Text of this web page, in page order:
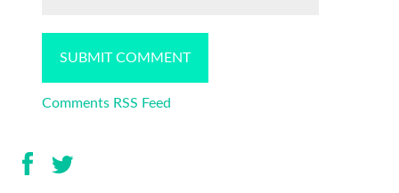
Comments RSS Feed